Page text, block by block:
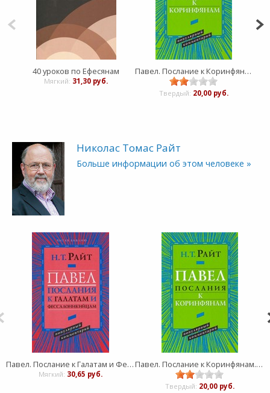
40 уроков по Ефесянам
Мягкий: 31,30 руб.
Павел. Послание к Коринфянам. Популярный комментарий
Твердый: 20,00 руб.
Николас Томас Райт
Больше информации об этом человеке »
Павел. Послание к Галатам и Фессалоникийцам. Популярный комментарий
Мягкий: 30,65 руб.
Павел. Послание к Коринфянам. Популярный комментарий
Твердый: 20,00 руб.